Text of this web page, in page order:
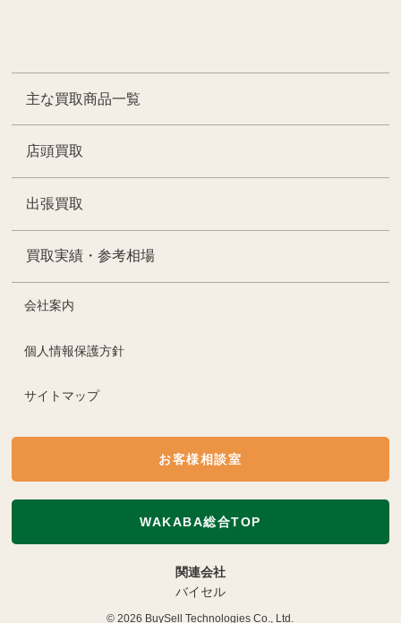
主な買取商品一覧
店頭買取
出張買取
買取実績・参考相場
会社案内
個人情報保護方針
サイトマップ
お客様相談室
WAKABA総合TOP
関連会社
バイセル
© 2026 BuySell Technologies Co., Ltd.